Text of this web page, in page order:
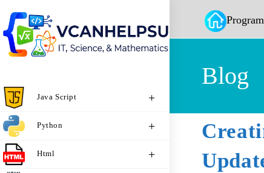
Java Script
Python
Html
Blog